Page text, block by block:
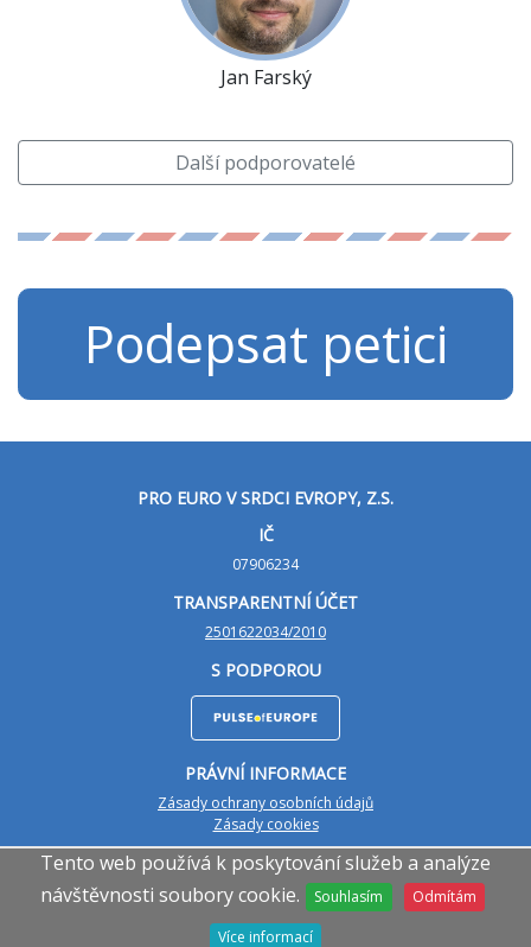
Tento web používá k poskytování služeb a analýze
návštěvnosti soubory cookie.
Souhlasím
Odmítám
Více informací
Jan Farský
Další podporovatelé
Podepsat petici
PRO EURO V SRDCI EVROPY, Z.S.
IČ
07906234
TRANSPARENTNÍ ÚČET
2501622034/2010
S PODPOROU
PRÁVNÍ INFORMACE
Zásady ochrany osobních údajů
Zásady cookies
Facebook Twitter
© 2018-2026 Pro euro v srdci Evropy, z.s.